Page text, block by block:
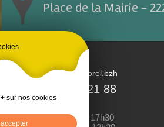
accueil@tremorel.bzh
02 96 25 21 88
Lundi : 13h30 à 17h30
Place de la Mairie -
sur nos cookies